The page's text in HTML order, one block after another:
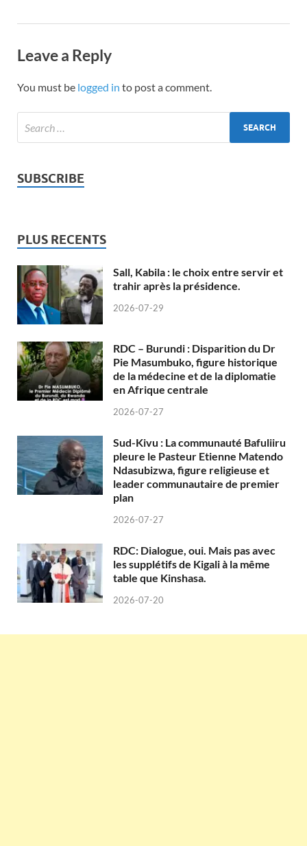
Leave a Reply
You must be logged in to post a comment.
SUBSCRIBE
PLUS RECENTS
Sall, Kabila : le choix entre servir et
trahir après la présidence.
2026-07-29
RDC – Burundi : Disparition du Dr
Pie Masumbuko, figure historique
de la médecine et de la diplomatie
en Afrique centrale
2026-07-27
Sud-Kivu : La communauté Bafuliiru
pleure le Pasteur Etienne Matendo
Ndasubizwa, figure religieuse et
leader communautaire de premier
plan
2026-07-27
RDC: Dialogue, oui. Mais pas avec
les supplétifs de Kigali à la même
table que Kinshasa.
2026-07-20